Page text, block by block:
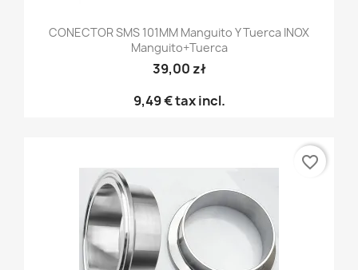
CONECTOR SMS 101MM Manguito Y Tuerca INOX
Manguito+tuerca
39,00 zł
9,49 €tax incl.
favorite_border